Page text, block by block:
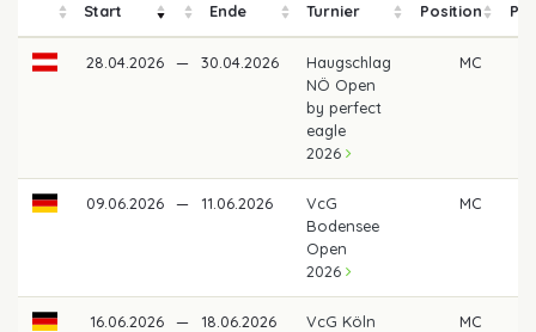
Start Ende Turnier Position
28.04.2026 — 30.04.2026
Haugschlag
NÖ Open
by perfect
eagle
2026
MC
09.06.2026 — 11.06.2026
VcG
Bodensee
Open
2026
MC
16.06.2026 — 18.06.2026
VcG Köln
MC